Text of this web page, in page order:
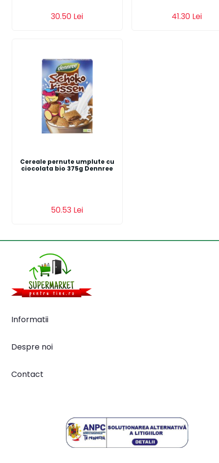
30.50 Lei 41.30 Lei
Cereale pernute umplute cu
ciocolata bio 375g Dennree
50.53 Lei
Informatii
Despre noi
Contact